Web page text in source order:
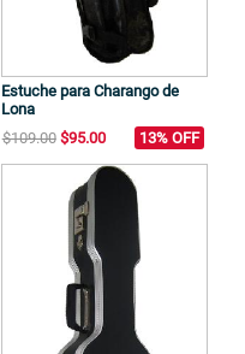
Estuche para Charango de
Lona
$109.00 $95.00 13% OFF